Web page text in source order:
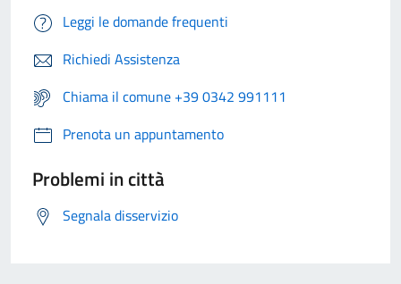
Leggi le domande frequenti
Richiedi Assistenza
Chiama il comune +39 0342 991111
Prenota un appuntamento
Problemi in città
Segnala disservizio